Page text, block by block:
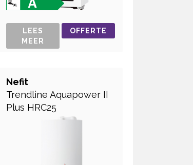
LEES
MEER
OFFERTE
Nefit
Trendline Aquapower II
Plus HRC25